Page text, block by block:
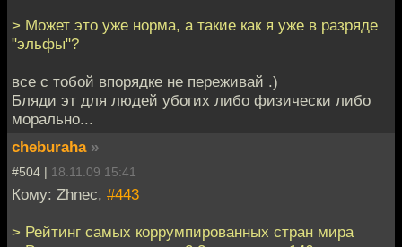
> Может это уже норма, а такие как я уже в разряде
"эльфы"?
все с тобой впорядке не переживай .)
Бляди эт для людей убогих либо физически либо
морально...
cheburaha »
#504 | 18.11.09 15:41
Кому: Zhnec, #443
> Рейтинг самых коррумпированных стран мира